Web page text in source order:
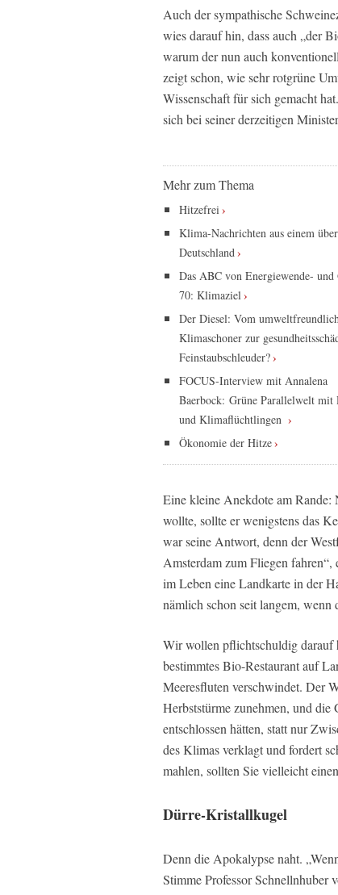
Auch der sympathische
wies darauf hin, dass auch „der
warum der nun auch
zeigt schon, wie sehr rotgrüne
Wissenschaft für sich gemacht
sich bei seiner derzeitigen
Mehr zum Thema
Hitzefrei
Klima-Nachrichten aus einem
Deutschland
Das ABC von Energiewende- und
70: Klimaziel
Der Diesel: Vom
Klimaschoner zur
Feinstaubschleuder?
FOCUS-Interview mit Annalena
Baerbock: Grüne Parallelwelt mit
und Klimaflüchtlingen
Ökonomie der Hitze
Eine kleine Anekdote am Rande:
wollte, sollte er wenigstens das
war seine Antwort, denn der
Amsterdam zum Fliegen
im Leben eine Landkarte in der
nämlich schon seit langem, wenn
Wir wollen pflichtschuldig darauf
bestimmtes Bio-Restaurant auf
Meeresfluten verschwindet. Der
Herbststürme zunehmen, und die
entschlossen hätten, statt nur
des Klimas verklagt und fordert
mahlen, sollten Sie vielleicht
Dürre-Kristallkugel
Denn die Apokalypse naht.
Stimme Professor Schnellnhuber